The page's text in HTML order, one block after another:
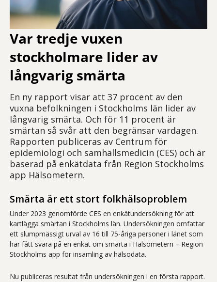
Var tredje vuxen
stockholmare lider av
långvarig smärta
En ny rapport visar att 37 procent av den
vuxna befolkningen i Stockholms län lider av
långvarig smärta. Och för 11 procent är
smärtan så svår att den begränsar vardagen.
Rapporten publiceras av Centrum för
epidemiologi och samhällsmedicin (CES) och är
baserad på enkätdata från Region Stockholms
app Hälsometern.
Smärta är ett stort folkhälsoproblem
Under 2023 genomförde CES en enkätundersökning för att
kartlägga smärtan i Stockholms län. Undersökningen omfattar
ett slumpmässigt urval av 16 till 75-åriga personer i länet som
har fått svara på en enkät om smärta i Hälsometern – Region
Stockholms app för insamling av hälsodata.
Nu publiceras resultat från undersökningen i en första rapport.